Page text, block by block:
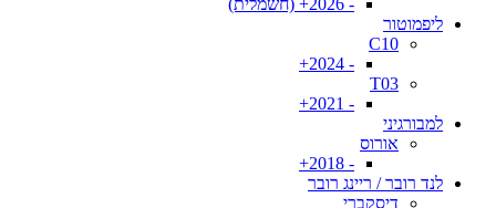
- 2026+ (חשמלית)
ליפמוטור
C10
- 2024+
T03
- 2021+
למבורגיני
אורוס
- 2018+
לנד רובר / ריינג רובר
דיסקברי